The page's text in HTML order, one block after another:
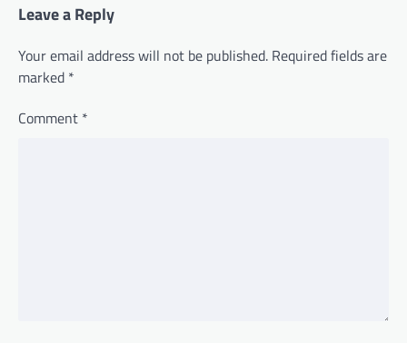
Leave a Reply
Your email address will not be published. Required fields are
marked *
Comment *